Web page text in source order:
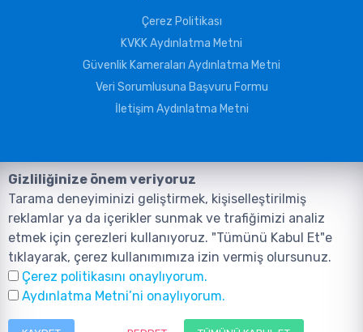
Çerez Politikası
KVKK Aydınlatma Metni
Güvenlik Kameraları Aydınlatma Metni
Veri Sorumlusuna Başvuru Formu
İletişim Aydınlatma Metni
©2026, Tüm Hakları ANIL TELEKOMÜNİKASYON GÜVENLİK VE BİLİŞİM
SİSTEMLERİ SAN. TİC. LTD. ŞTİ. aittir.Tasarım ve Yazılım:
Tasarım Yazılım ve Teknoloji
Gizliliğinize önem veriyoruz
Tarama deneyiminizi geliştirmek, kişiselleştirilmiş
reklamlar ya da içerikler sunmak ve trafiğimizi analiz
etmek için çerezleri kullanıyoruz. "Tümünü Kabul Et"e
tıklayarak, çerez kullanımımıza izin vermiş olursunuz.
Çerez politikasını onaylıyorum.
Aydınlatma Metni’ni onaylıyorum.